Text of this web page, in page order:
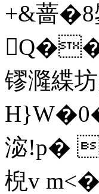
+&蔷
镠漋緤
淧!p�
棿v